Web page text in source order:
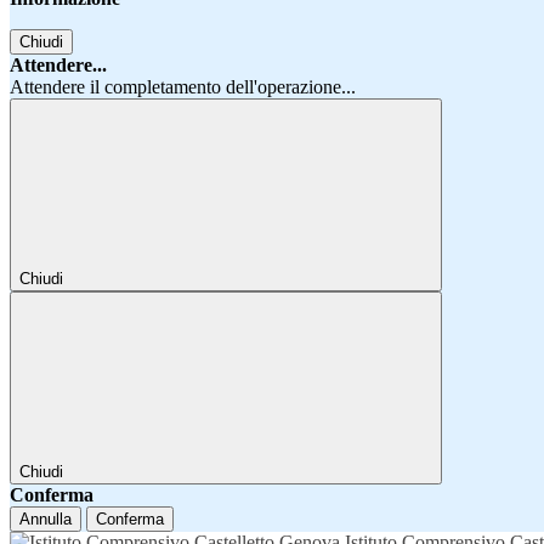
Chiudi
Attendere...
Attendere il completamento dell'operazione...
Chiudi
Chiudi
Conferma
Annulla Conferma